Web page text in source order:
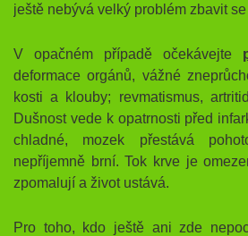
ještě nebývá velký problém zbavit
V opačném případě očekávejte
deformace orgánů, vážné
kosti a klouby; revmatismus,
Dušnost vede k opatrnosti před
chladné, mozek přestává
nepříjemně brní. Tok krve je
zpomalují a život ustává.
Pro toho, kdo ještě ani zde